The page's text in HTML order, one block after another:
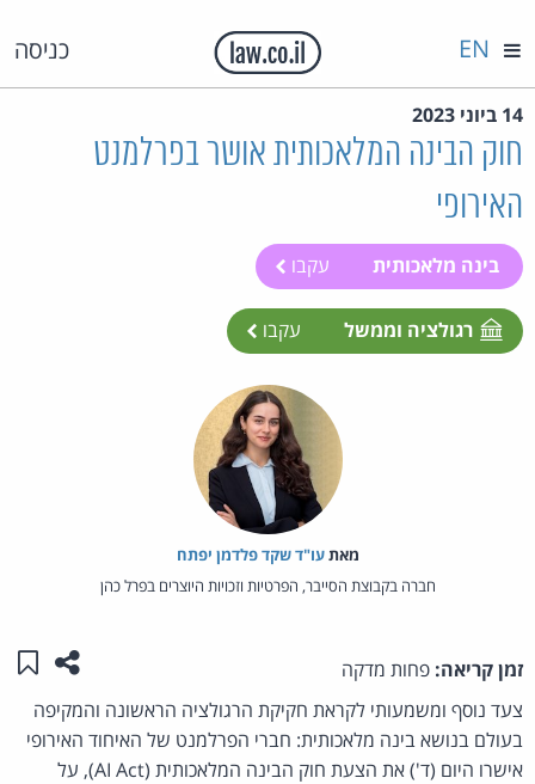
כניסה EN
14 ביוני 2023
חוק הבינה המלאכותית אושר בפרלמנט
האירופי
בינה מלאכותית עקבו
רגולציה וממשל עקבו
מאת‏עו"ד שקד פלדמן יפתח
חברה בקבוצת הסייבר, הפרטיות וזכויות היוצרים בפרל כהן
זמן קריאה: פחות מדקה שתפו
צעד נוסף ומשמעותי לקראת חקיקת הרגולציה הראשונה והמקיפה
בעולם בנושא בינה מלאכותית: חברי הפרלמנט של האיחוד האירופי
אישרו היום (ד') את הצעת חוק הבינה המלאכותית (AI Act), על